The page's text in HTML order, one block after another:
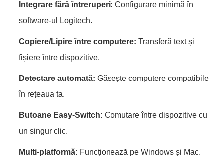
Integrare fără întreruperi: Configurare minimă în
software-ul Logitech.
Copiere/Lipire între computere: Transferă text și
fișiere între dispozitive.
Detectare automată: Găsește computere compatibile
în rețeaua ta.
Butoane Easy-Switch: Comutare între dispozitive cu
un singur clic.
Multi-platformă: Funcționează pe Windows și Mac.